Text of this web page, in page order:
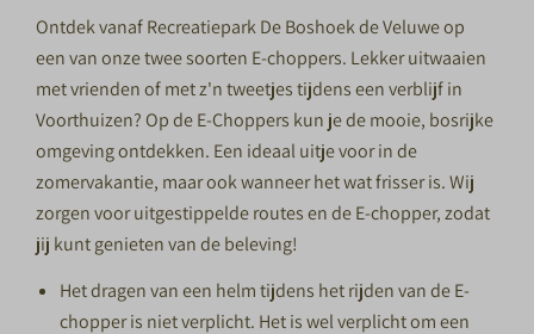
Ontdek vanaf Recreatiepark De Boshoek de Veluwe op
een van onze twee soorten E-choppers. Lekker uitwaaien
met vrienden of met z'n tweetjes tijdens een verblijf in
Voorthuizen? Op de E-Choppers kun je de mooie, bosrijke
omgeving ontdekken. Een ideaal uitje voor in de
zomervakantie, maar ook wanneer het wat frisser is. Wij
zorgen voor uitgestippelde routes en de E-chopper, zodat
jij kunt genieten van de beleving!
Het dragen van een helm tijdens het rijden van de E-
chopper is niet verplicht. Het is wel verplicht om een